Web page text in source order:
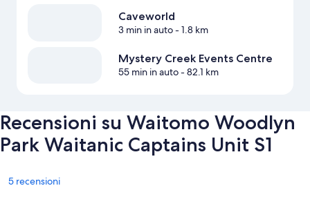
Caveworld
3 min in auto- 1.8 km
Mystery Creek Events Centre
55 min in auto- 82.1 km
Recensioni su Waitomo Woodlyn
Park Waitanic Captains Unit S1
Recensioni
5 recensioni